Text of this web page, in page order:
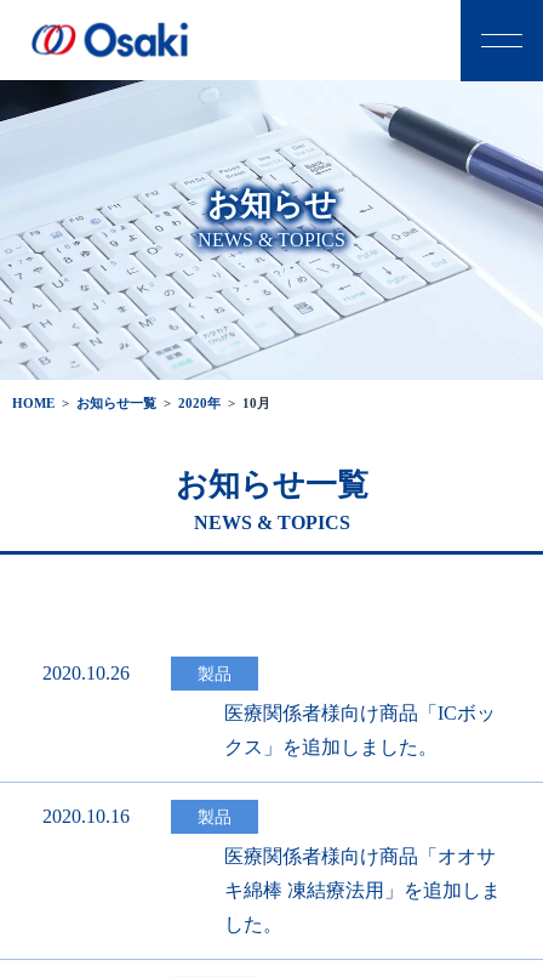
お知らせ
NEWS & TOPICS
HOME > お知らせ一覧 > 2020年 > 10月
お知らせ一覧
NEWS & TOPICS
2020.10.26 製品
医療関係者様向け商品「ICボッ
クス」を追加しました。
2020.10.16 製品
医療関係者様向け商品「オオサ
キ綿棒 凍結療法用」を追加しま
した。